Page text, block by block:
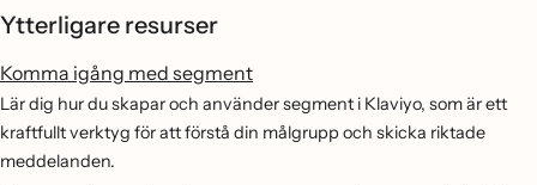
Ytterligare resurser
Komma igång med segment
Lär dig hur du skapar och använder segment i Klaviyo, som är ett
kraftfullt verktyg för att förstå din målgrupp och skicka riktade
meddelanden.